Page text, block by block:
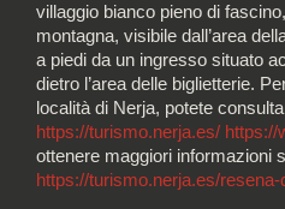
villaggio bianco pieno di
montagna, visibile dall’area
a piedi da un ingresso situato
dietro l’area delle biglietterie.
località di Nerja, potete
https://turismo.nerja.es/ https://
ottenere maggiori informazioni
https://turismo.nerja.es/